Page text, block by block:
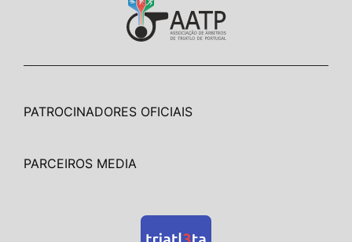
PATROCINADORES OFICIAIS
PARCEIROS MEDIA